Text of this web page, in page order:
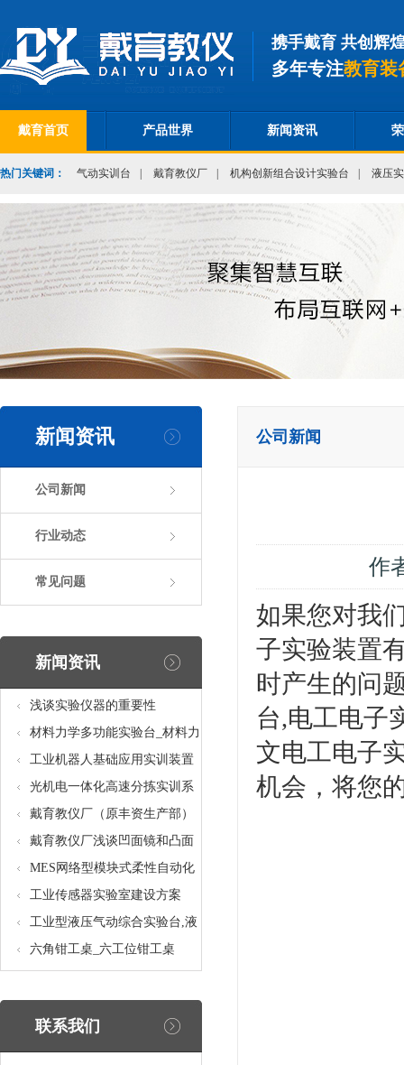
携手戴育 共创辉
多年专注教育装
戴育首页 产品世界 新闻资讯
热门关键词： 气动实训台 戴育教仪厂 机构创新组合设计实验台 液压
新闻资讯
公司新闻
行业动态
常见问题
新闻资讯
浅谈实验仪器的重要性
材料力学多功能实验台_材料力
学多功能考核实验实训设备
工业机器人基础应用实训装置
台_工业机器人基础应用实训考
核设备
光机电一体化高速分拣实训系
统_光机电一体化高速分拣实验
实训设备
戴育教仪厂（原丰资生产部）
助力春季高教仪器展
戴育教仪厂浅谈凹面镜和凸面
镜的区别之处
MES网络型模块式柔性自动化
生产线实验系统(八站)_模块柔
性自动化生产线教学实训设备
工业传感器实验室建设方案
工业型液压气动综合实验台,液
压气动综合实训台
六角钳工桌_六工位钳工桌
联系我们
公司新闻
作
如果您对我
子实验装置
时产生的问
台,电工电子
文电工电子
机会，将您